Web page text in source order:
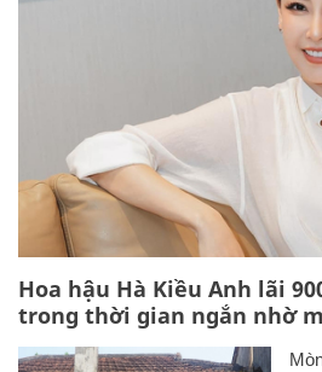
Hoa hậu Hà Kiều Anh lãi
trong thời gian ngắn nhờ